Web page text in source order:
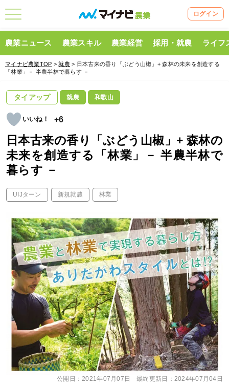
ログイン
農業ニュース 農業スキル 農業経営 採用・就農 ライフ
マイナビ農業TOP >就農 > 日本古来の香り「ぶどう山椒」+ 森林の未来を創造する
「林業」－ 半農半林で暮らす －
タイアップ 就農 和歌山
+6
日本古来の香り「ぶどう山椒」+ 森林の
未来を創造する「林業」－ 半農半林で
暮らす －
UIJターン 新規就農 林業
公開日：2021年07月07日 最終更新日： 2024年07月04日